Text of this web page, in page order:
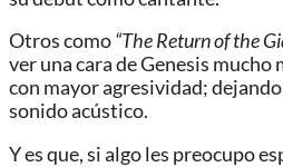
Otros como“The Return of the
ver una cara de Genesis
con mayor agresividad; dejando
sonido acústico.
Y es que, si algo les preocupo